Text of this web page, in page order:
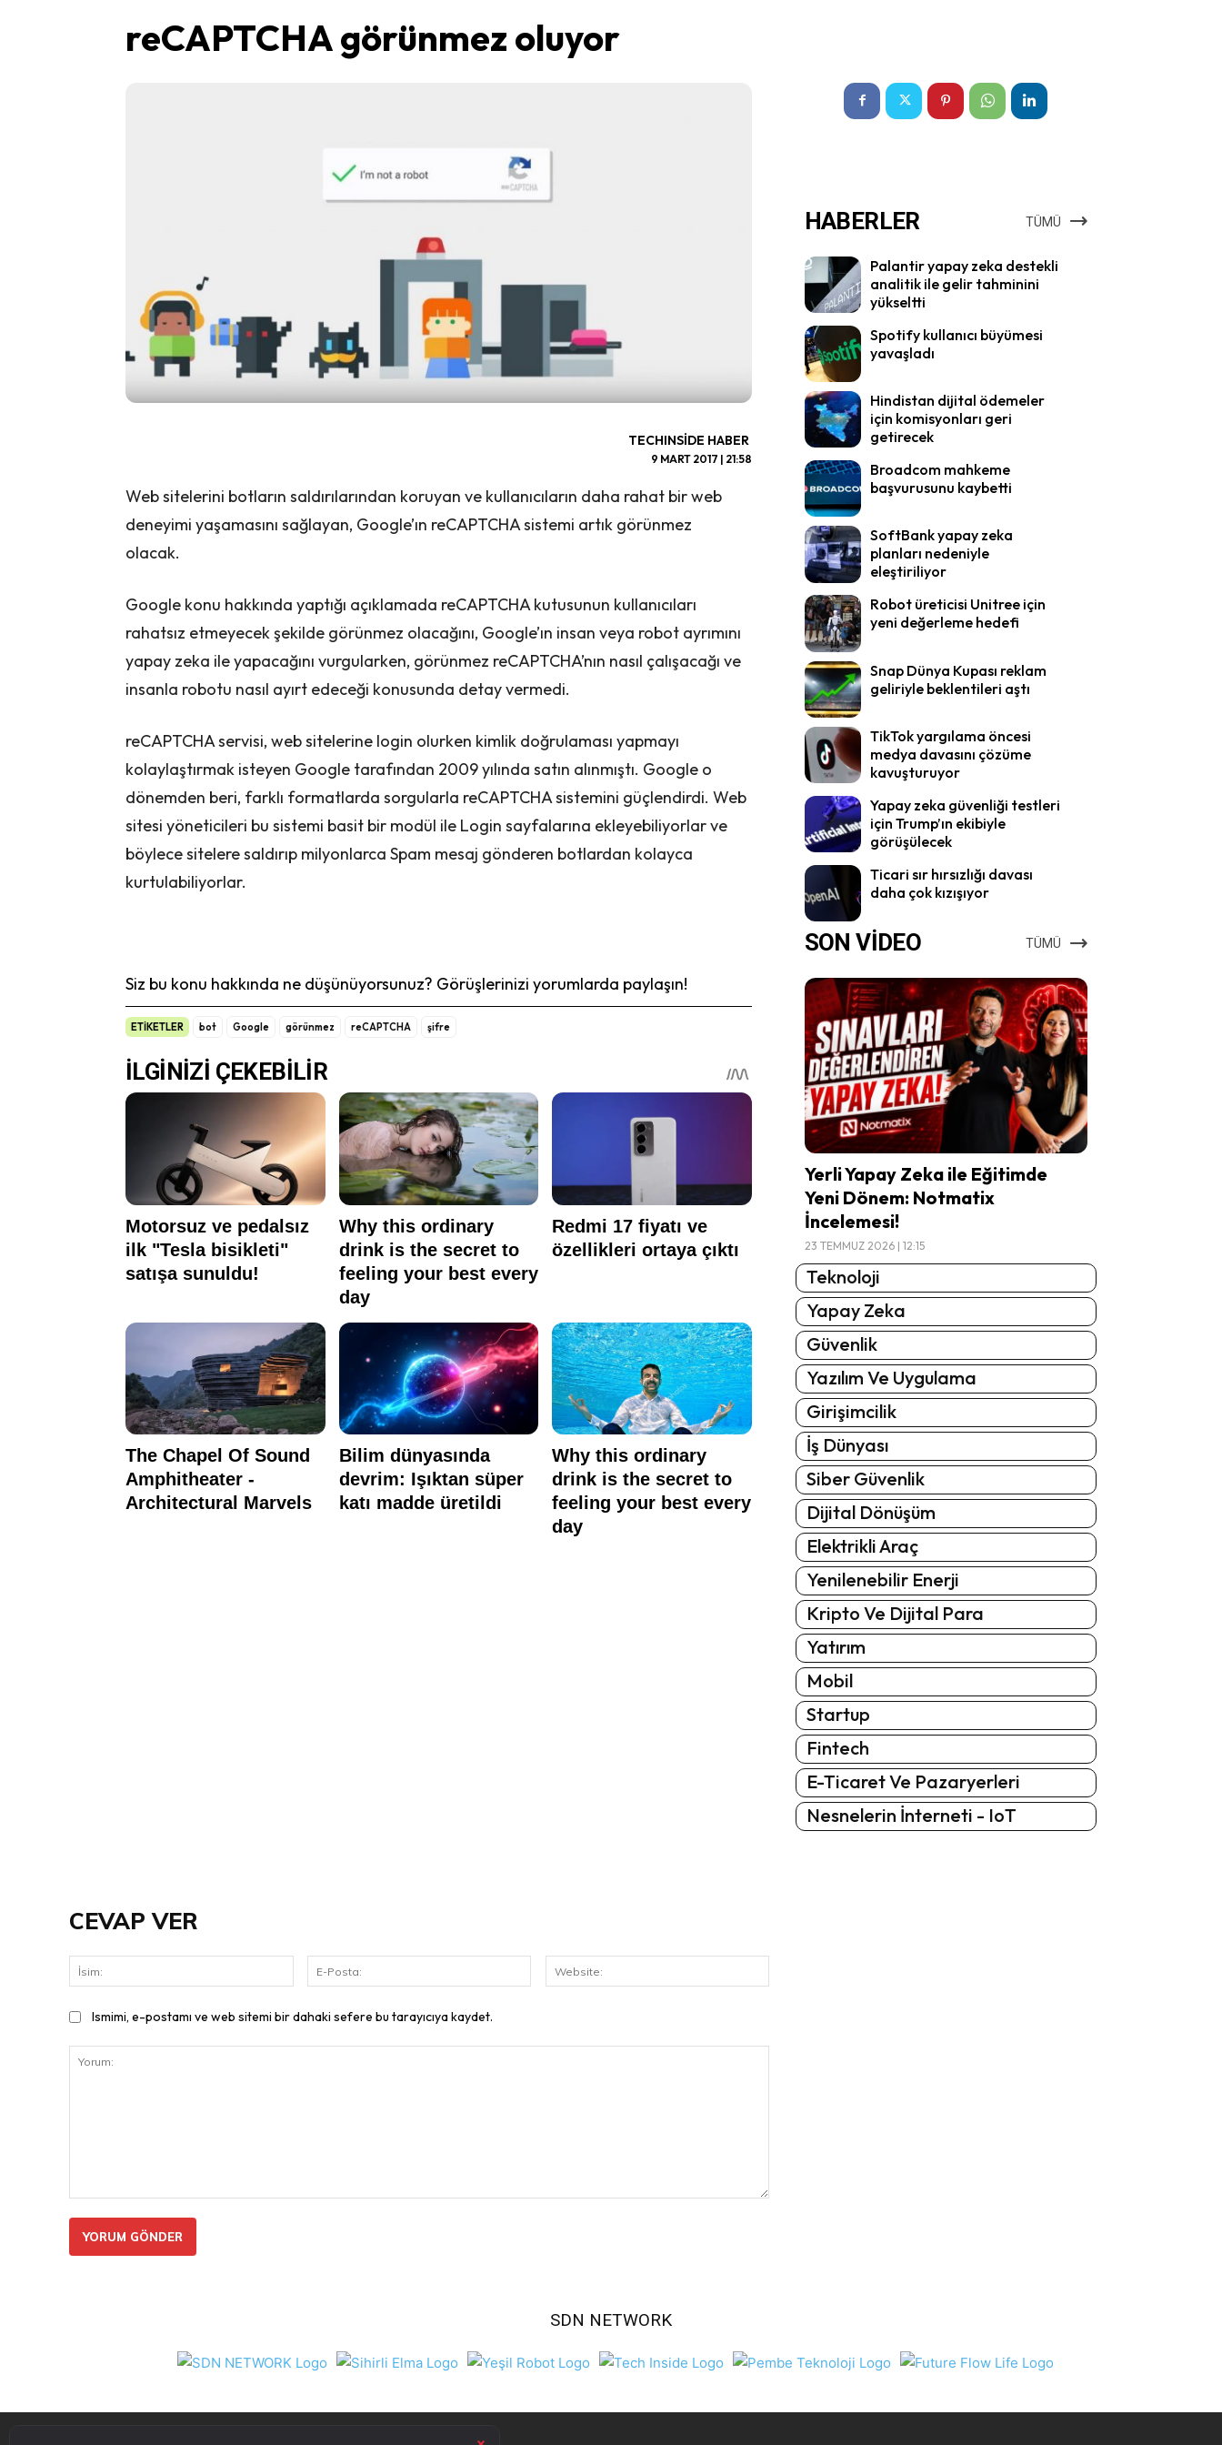
reCAPTCHA görünmez oluyor
TECHINSIDE HABER
9 MART 2017 | 21:58
Web sitelerini botların saldırılarından koruyan ve kullanıcıların daha rahat bir web
deneyimi yaşamasını sağlayan, Google’ın reCAPTCHA sistemi artık görünmez
olacak.
Google konu hakkında yaptığı açıklamada reCAPTCHA kutusunun kullanıcıları
rahatsız etmeyecek şekilde görünmez olacağını, Google’ın insan veya robot ayrımını
yapay zeka ile yapacağını vurgularken, görünmez reCAPTCHA’nın nasıl çalışacağı ve
insanla robotu nasıl ayırt edeceği konusunda detay vermedi.
reCAPTCHA servisi, web sitelerine login olurken kimlik doğrulaması yapmayı
kolaylaştırmak isteyen Google tarafından 2009 yılında satın alınmıştı. Google o
dönemden beri, farklı formatlarda sorgularla reCAPTCHA sistemini güçlendirdi. Web
sitesi yöneticileri bu sistemi basit bir modül ile Login sayfalarına ekleyebiliyorlar ve
böylece sitelere saldırıp milyonlarca Spam mesaj gönderen botlardan kolayca
kurtulabiliyorlar.
Siz bu konu hakkında ne düşünüyorsunuz? Görüşlerinizi yorumlarda paylaşın!
ETİKETLER bot Google görünmez reCAPTCHA şifre
HABERLER TÜMÜ
Palantir yapay zeka destekli
analitik ile gelir tahminini
yükseltti
Spotify kullanıcı büyümesi
yavaşladı
Hindistan dijital ödemeler
için komisyonları geri
getirecek
Broadcom mahkeme
başvurusunu kaybetti
SoftBank yapay zeka
planları nedeniyle
eleştiriliyor
Robot üreticisi Unitree için
yeni değerleme hedefi
Snap Dünya Kupası reklam
geliriyle beklentileri aştı
TikTok yargılama öncesi
medya davasını çözüme
kavuşturuyor
Yapay zeka güvenliği testleri
için Trump’ın ekibiyle
görüşülecek
Ticari sır hırsızlığı davası
daha çok kızışıyor
SON VİDEO TÜMÜ
Yerli Yapay Zeka ile Eğitimde
Yeni Dönem: Notmatix
İncelemesi!
23 TEMMUZ 2026 | 12:15
Teknoloji
Yapay Zeka
Güvenlik
Yazılım Ve Uygulama
Girişimcilik
İş Dünyası
Siber Güvenlik
Dijital Dönüşüm
Elektrikli Araç
Yenilenebilir Enerji
Kripto Ve Dijital Para
Yatırım
Mobil
Startup
Fintech
E-Ticaret Ve Pazaryerleri
Nesnelerin İnterneti - IoT
CEVAP VER
Posta:
Ismimi, e-postamı ve web sitemi bir dahaki sefere bu tarayıcıya kaydet.
SDN NETWORK